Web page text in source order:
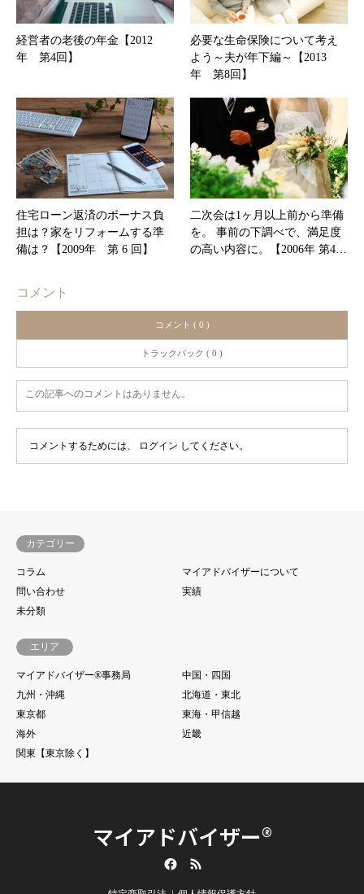
経営者の老後の年金【2012
年 第4回】
必要な生命保険について考え
よう～夫が年下編～【2013
年 第8回】
住宅ローン返済のボーナス負
担は？家をリフォームする準
備は？【2009年 第 6 回】
二次会は1ヶ月以上前から準備
を。 事前の下調べで、満足度
の高い内容に。【2006年 第4…
コメント
コメント ( 0 )
トラックバック ( 0 )
この記事へのコメントはありません。
コメントするためには、 ログイン してください。
カテゴリー
コラム
マイアドバイザーについて
問い合わせ
実績
未分類
エリア
マイアドバイザー®事務局
中国・四国
九州・沖縄
北海道・東北
東京都
東海・甲信越
海外
近畿
関東【東京除く】
マイアドバイザー®